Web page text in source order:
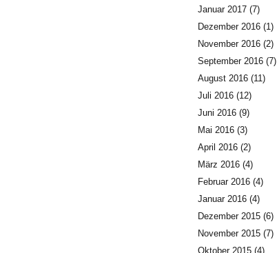
Januar 2017 (7)
Dezember 2016 (1)
November 2016 (2)
September 2016 (7)
August 2016 (11)
Juli 2016 (12)
Juni 2016 (9)
Mai 2016 (3)
April 2016 (2)
März 2016 (4)
Februar 2016 (4)
Januar 2016 (4)
Dezember 2015 (6)
November 2015 (7)
Oktober 2015 (4)